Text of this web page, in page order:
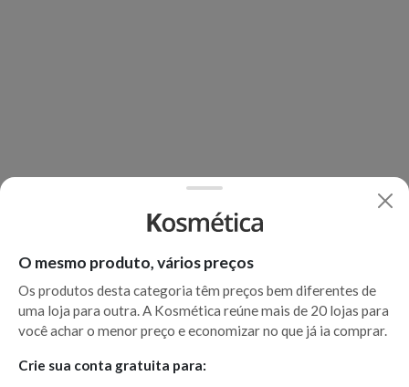
O mesmo produto, vários preços
Os produtos desta categoria têm preços bem diferentes de
uma loja para outra. A Kosmética reúne mais de 20 lojas para
você achar o menor preço e economizar no que já ia comprar.
Crie sua conta gratuita para: